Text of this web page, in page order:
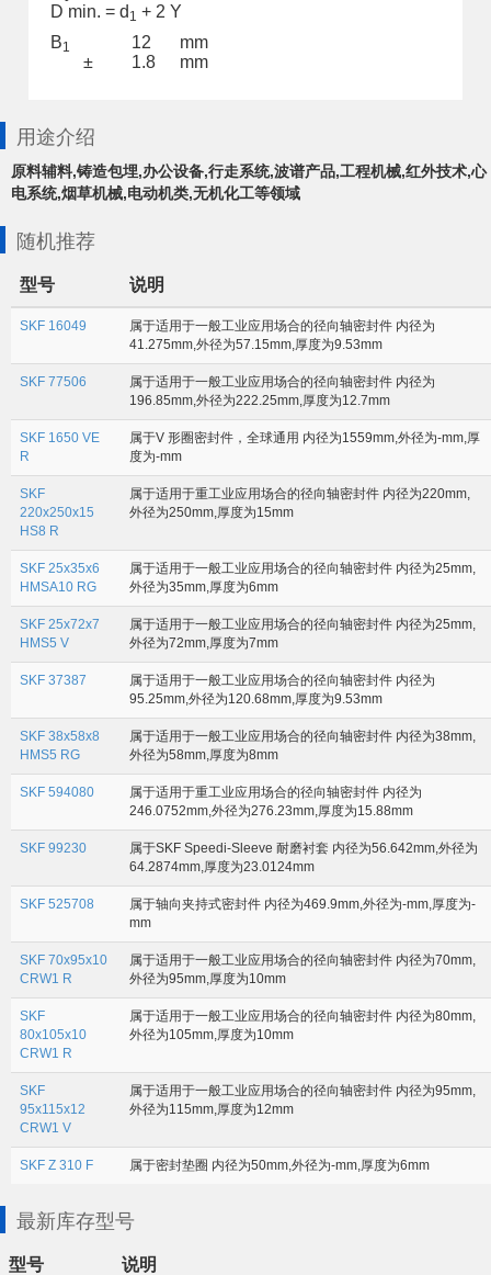
D min. = d 1 + 2 Y
B1 12
mm
±
1.8 mm
用途介绍
原料辅料,铸造包埋,办公设备,行走系统,波谱产品,工程机械,红外技术,心
电系统,烟草机械,电动机类,无机化工等领域
随机推荐
型号 说明
SKF 16049
属于适用于一般工业应用场合的径向轴密封件 内径为
41.275mm,外径为57.15mm,厚度为9.53mm
SKF 77506
属于适用于一般工业应用场合的径向轴密封件 内径为
196.85mm,外径为222.25mm,厚度为12.7mm
SKF 1650 VE
R
属于V 形圈密封件，全球通用 内径为1559mm,外径为-mm,厚
度为-mm
SKF
220x250x15
HS8 R
属于适用于重工业应用场合的径向轴密封件 内径为220mm,
外径为250mm,厚度为15mm
SKF 25x35x6
HMSA10 RG
属于适用于一般工业应用场合的径向轴密封件 内径为25mm,
外径为35mm,厚度为6mm
SKF 25x72x7
HMS5 V
属于适用于一般工业应用场合的径向轴密封件 内径为25mm,
外径为72mm,厚度为7mm
SKF 37387
属于适用于一般工业应用场合的径向轴密封件 内径为
95.25mm,外径为120.68mm,厚度为9.53mm
SKF 38x58x8
HMS5 RG
属于适用于一般工业应用场合的径向轴密封件 内径为38mm,
外径为58mm,厚度为8mm
SKF 594080
属于适用于重工业应用场合的径向轴密封件 内径为
246.0752mm,外径为276.23mm,厚度为15.88mm
SKF 99230
属于SKF Speedi-Sleeve 耐磨衬套 内径为56.642mm,外径为
64.2874mm,厚度为23.0124mm
SKF 525708
属于轴向夹持式密封件 内径为469.9mm,外径为-mm,厚度为-
mm
SKF 70x95x10
CRW1 R
属于适用于一般工业应用场合的径向轴密封件 内径为70mm,
外径为95mm,厚度为10mm
SKF
80x105x10
CRW1 R
属于适用于一般工业应用场合的径向轴密封件 内径为80mm,
外径为105mm,厚度为10mm
SKF
95x115x12
CRW1 V
属于适用于一般工业应用场合的径向轴密封件 内径为95mm,
外径为115mm,厚度为12mm
SKF Z 310 F 属于密封垫圈 内径为50mm,外径为-mm,厚度为6mm
最新库存型号
型号 说明